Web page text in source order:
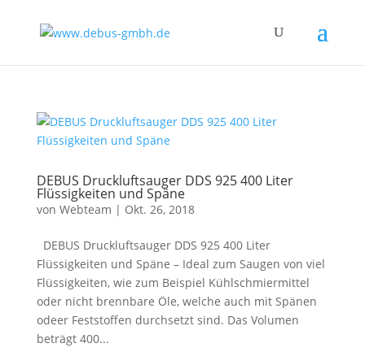
DEBUS Druckluftsauger DDS 925 400 Liter
Flüssigkeiten und Späne
von Webteam | Okt. 26, 2018
DEBUS Druckluftsauger DDS 925 400 Liter
Flüssigkeiten und Späne – Ideal zum Saugen von viel
Flüssigkeiten, wie zum Beispiel Kühlschmiermittel
oder nicht brennbare Öle, welche auch mit Spänen
odeer Feststoffen durchsetzt sind. Das Volumen
beträgt 400...